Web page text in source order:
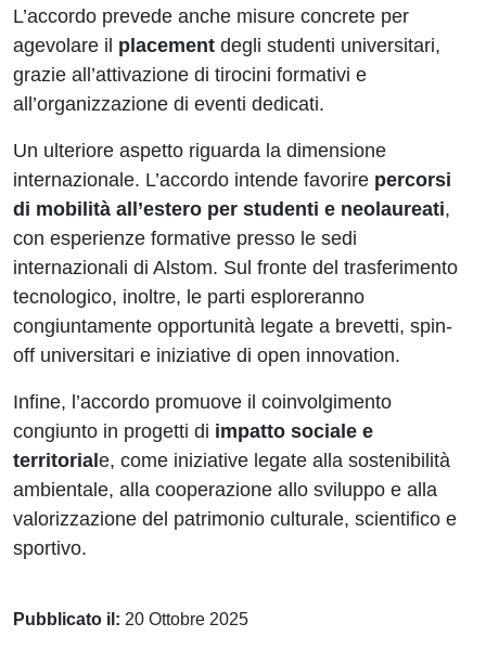
L’accordo prevede anche misure concrete per
agevolare il placement degli studenti universitari,
grazie all’attivazione di tirocini formativi e
all’organizzazione di eventi dedicati.
Un ulteriore aspetto riguarda la dimensione
internazionale. L’accordo intende favorire percorsi
di mobilità all’estero per studenti e neolaureati,
con esperienze formative presso le sedi
internazionali di Alstom. Sul fronte del trasferimento
tecnologico, inoltre, le parti esploreranno
congiuntamente opportunità legate a brevetti, spin-
off universitari e iniziative di open innovation.
Infine, l’accordo promuove il coinvolgimento
congiunto in progetti di impatto sociale e
territorial e, come iniziative legate alla sostenibilità
ambientale, alla cooperazione allo sviluppo e alla
valorizzazione del patrimonio culturale, scientifico e
sportivo.
Pubblicato il: 20 Ottobre 2025